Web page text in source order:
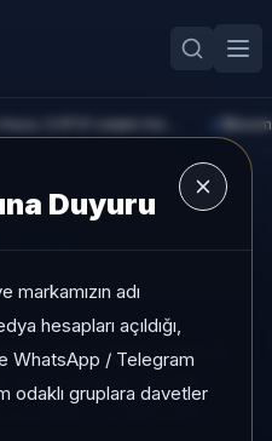
Duyuru
adı
hesapları açıldığı,
WhatsApp / Telegram
odaklı gruplara davetler
GIRIŞI
son 1 ayda +%4,76,
risk profiliyle, NÖTR
detay sayfasında